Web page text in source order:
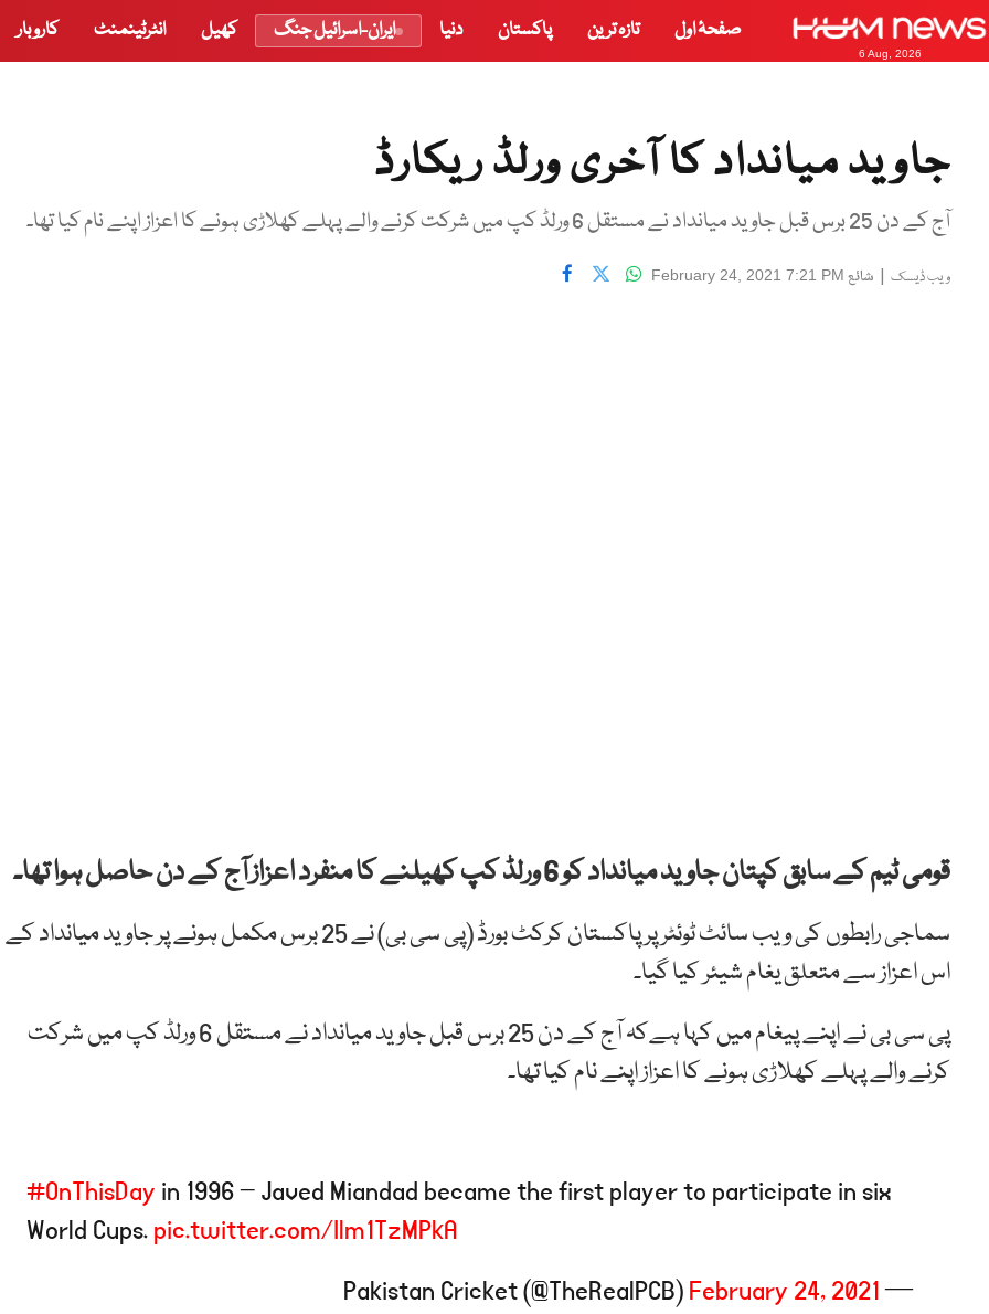
6 Aug, 2026
صفحۂ اول تازہ ترین پاکستان دنیا ایران-اسرائیل جنگ کھیل انٹرٹینمنٹ کاروبار
جاوید میانداد کا آخری ورلڈ ریکارڈ
آج کے دن 25 برس قبل جاوید میانداد نے مستقل 6 ورلڈ کپ میں شرکت کرنے والے پہلے کھلاڑی ہونے کا اعزاز اپنے نام کیا تھا۔
ویب ڈیسک | شائع February 24, 2021 7:21 PM
قومی ٹیم کے سابق کپتان جاوید میانداد کو 6 ورلڈ کپ کھیلنے کا منفرد اعزاز آج کے دن حاصل ہوا تھا۔
سماجی رابطوں کی ویب سائٹ ٹوئٹر پر پاکستان کرکٹ بورڈ (پی سی بی) نے 25 برس مکمل ہونے پر جاوید میانداد کے
اس اعزاز سے متعلق یغام شیئر کیا گیا۔
پی سی بی نے اپنے پیغام میں کہا ہےکہ آج کے دن 25 برس قبل جاوید میانداد نے مستقل 6 ورلڈ کپ میں شرکت
کرنے والے پہلے کھلاڑی ہونے کا اعزاز اپنے نام کیا تھا۔
#OnThisDay in 1996 – Javed Miandad became the first player to participate in six
World Cups.pic.twitter.com/Ilm1TzMPkA
— Pakistan Cricket (@TheRealPCB)
February 24, 2021